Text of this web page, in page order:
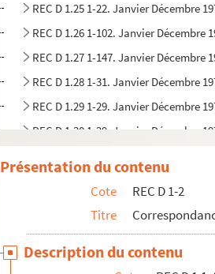
REC D 1.25 1-22. Janvier Décembre
REC D 1.26 1-102. Janvier Décembre
REC D 1.27 1-147. Janvier Décembre
REC D 1.28 1-31. Janvier Décembre
REC D 1.29 1-29. Janvier Décembre
REC D 1.30 1-29. Janvier Décembre
REC D 1.35 1-31. Janvier Décembre
Présentation du contenu
Cote
REC D 1-2
Titre
Description du contenu